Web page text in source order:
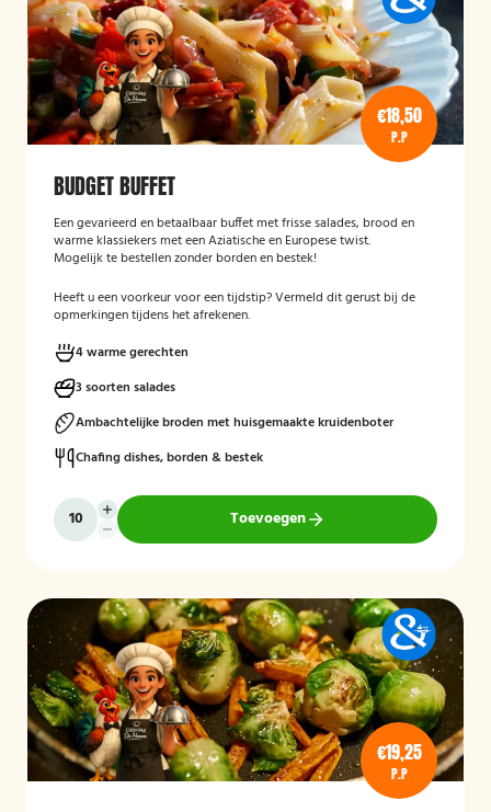
€18,50
P.P
BUDGET BUFFET
Een gevarieerd en betaalbaar buffet met frisse salades, brood en
warme klassiekers met een Aziatische en Europese twist.
Mogelijk te bestellen zonder borden en bestek!
Heeft u een voorkeur voor een tijdstip? Vermeld dit gerust bij de
opmerkingen tijdens het afrekenen.
4 warme gerechten
3 soorten salades
Ambachtelijke broden met huisgemaakte kruidenboter
Chafing dishes, borden & bestek
Toevoegen
€19,25
P.P